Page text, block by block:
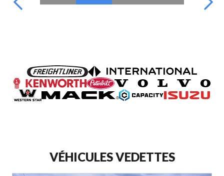
VÉHICULES VEDETTES